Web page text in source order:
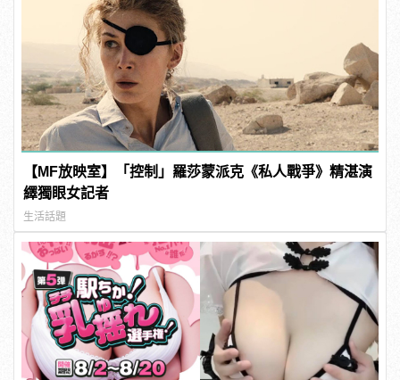
【MF放映室】「控制」羅莎蒙派克《私人戰爭》精湛演
繹獨眼女記者
生活話題